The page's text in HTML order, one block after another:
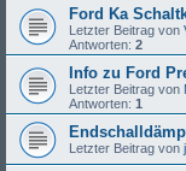
Ford Ka
Letzter Beitrag von
Antworten: 2
Info zu Ford
Letzter Beitrag von
Antworten: 1
Letzter Beitrag von